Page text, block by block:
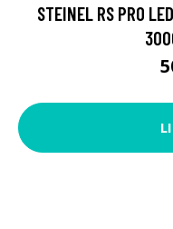
STEINEL RS PRO